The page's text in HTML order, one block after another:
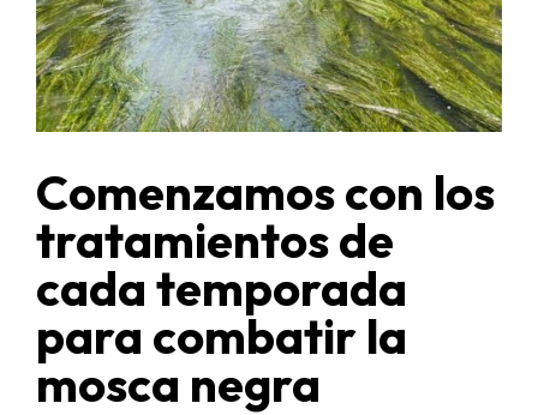
Comenzamos con los
tratamientos de
cada temporada
para combatir la
mosca negra